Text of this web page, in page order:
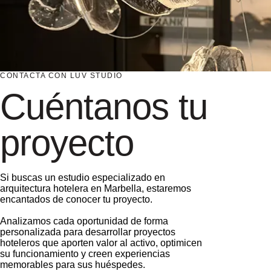
CONTACTA CON LUV STUDIO
Cuéntanos tu
proyecto
Si buscas un estudio especializado en
arquitectura hotelera en Marbella, estaremos
encantados de conocer tu proyecto.
Analizamos cada oportunidad de forma
personalizada para desarrollar proyectos
hoteleros que aporten valor al activo, optimicen
su funcionamiento y creen experiencias
memorables para sus huéspedes.